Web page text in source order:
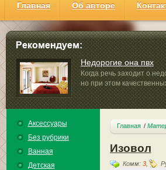
Главная Об авторе
Недорогие она пвх
Когда речь заходит о
но при этом
Аксессуары
Без рубрики
Ванная
Детская
Главная
Изовол
Комм: 3,